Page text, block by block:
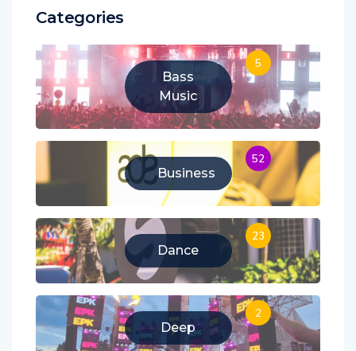
Categories
Bass
Music
5
Business
52
Dance
23
Deep
2